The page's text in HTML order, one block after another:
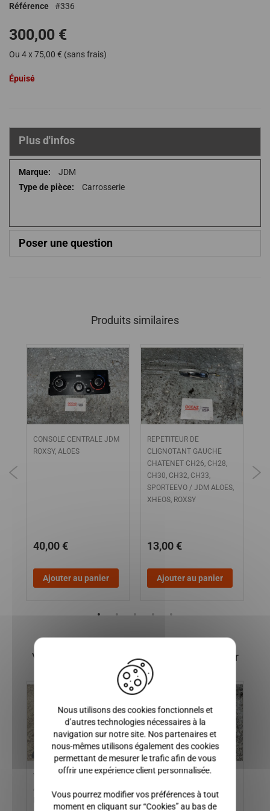
de
Galerie
Référence 336
300,00 €
Ou 4 x 75,00 € (sans frais)
Épuisé
Plus d'infos
Plus
d'infos
JDM
Carrosserie
Poser une question
Produits similaires
CONSOLE CENTRALE JDM
ROXSY, ALOES
40,00 €
Ajouter au panier
REPETITEUR DE
CLIGNOTANT GAUCHE
CHATENET CH26, CH28,
CH30, CH32, CH33,
SPORTEEVO / JDM ALOES,
XHEOS, ROXSY
13,00 €
Ajouter au panier
Vous pourriez également être intéressé par
VOLANT JDM : TITANE
ALBIZIA ABACA ALOES
ROXSY
INJECTEURS MOTEUR
PROGRESS, MICROCAR /
Nous utilisons des cookies fonctionnels et
d’autres technologies nécessaires à la
navigation sur notre site. Nos partenaires et
nous-mêmes utilisons également des cookies
permettant de mesurer le trafic afin de vous
offrir une expérience client personnalisée.
Vous pourrez modifier vos préférences à tout
moment en cliquant sur “Cookies” au bas de